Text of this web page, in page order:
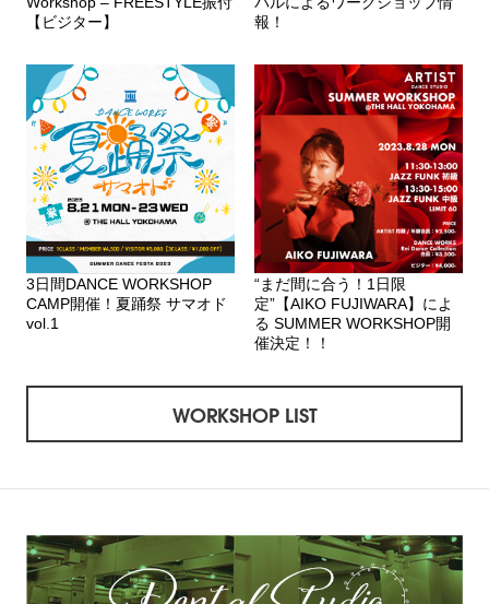
【ビジター】
報！
3日間DANCE WORKSHOP
CAMP開催！夏踊祭 サマオド
vol.1
“まだ間に合う！1日限
定”【AIKO FUJIWARA】によ
る SUMMER WORKSHOP開
催決定！！
WORKSHOP LIST